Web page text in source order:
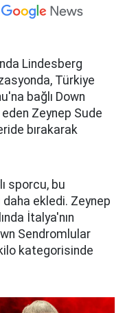
Lindesberg
Türkiye
bağlı Down
Zeynep Sude
bırakarak
sporcu, bu
daha ekledi. Zeynep
İtalya'nın
Sendromlular
kategorisinde